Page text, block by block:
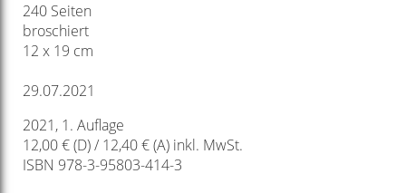
240 Seiten
broschiert
12 x 19 cm
29.07.2021
2021, 1. Auflage
12,00 € (D) / 12,40 € (A) inkl. MwSt.
ISBN 978-3-95803-414-3